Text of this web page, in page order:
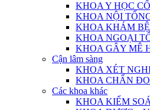
KHOA Y HỌC
KHOA NỘI
KHOA KHÁM
KHOA NGOẠI
KHOA GÂY MÊ
Cận lâm sàng
KHOA XÉT
KHOA CHẨN
Các khoa khác
KHOA KIỂM